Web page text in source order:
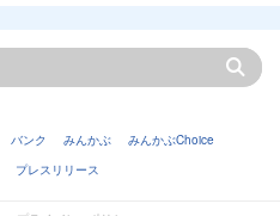
バンク みんかぶ
みんかぶChoice
プレスリリース